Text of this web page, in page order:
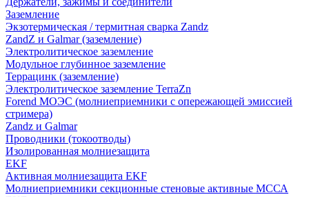
Заземление
Экзотермическая / термитная сварка Zandz
ZandZ и Galmar (заземление)
Электролитическое заземление
Модульное глубинное заземление
Террацинк (заземление)
Электролитическое заземление TerraZn
Forend МОЭС (молниеприемники с опережающей эмиссией
стримера)
Zandz и Galmar
Проводники (токоотводы)
Изолированная молниезащита
EKF
Активная молниезащита EKF
Молниеприемники секционные стеновые активные МССА